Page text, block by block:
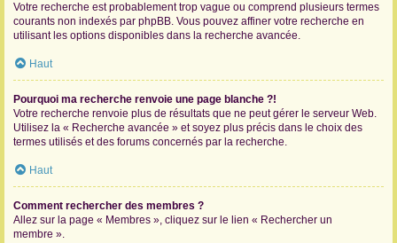
Votre recherche est probablement trop vague ou comprend plusieurs termes
courants non indexés par phpBB. Vous pouvez affiner votre recherche en
utilisant les options disponibles dans la recherche avancée.
Haut
Pourquoi ma recherche renvoie une page blanche ?!
Votre recherche renvoie plus de résultats que ne peut gérer le serveur Web.
Utilisez la « Recherche avancée » et soyez plus précis dans le choix des
termes utilisés et des forums concernés par la recherche.
Haut
Comment rechercher des membres ?
Allez sur la page « Membres », cliquez sur le lien « Rechercher un
membre ».